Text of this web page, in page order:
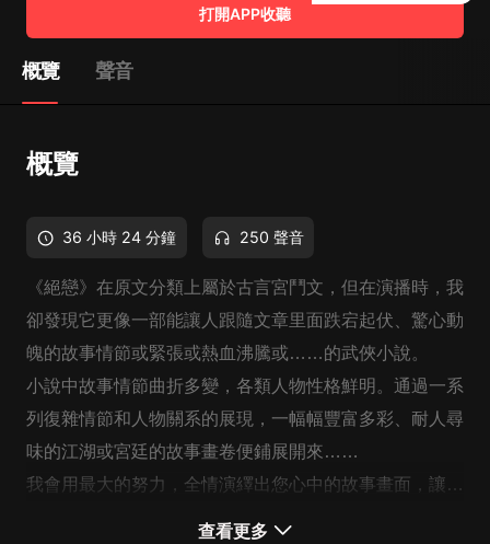
打開APP收聽
概覽 聲音
概覽
36 小時 24 分鐘 250 聲音
《絕戀》在原文分類上屬於古言宮鬥文，但在演播時，我
卻發現它更像一部能讓人跟隨文章里面跌宕起伏、驚心動
魄的故事情節或緊張或熱血沸騰或……的武俠小說。
小說中故事情節曲折多變，各類人物性格鮮明。通過一系
列復雜情節和人物關系的展現，一幅幅豐富多彩、耐人尋
味的江湖或宮廷的故事畫卷便鋪展開來……
我會用最大的努力，全情演繹出您心中的故事畫面，讓大
查看更多